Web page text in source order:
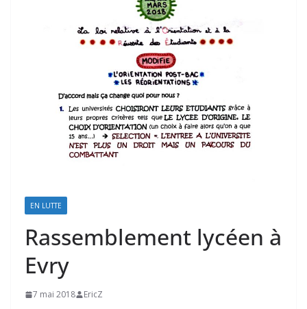
EN LUTTE
Rassemblement lycéen à
Evry
7 mai 2018 EricZ